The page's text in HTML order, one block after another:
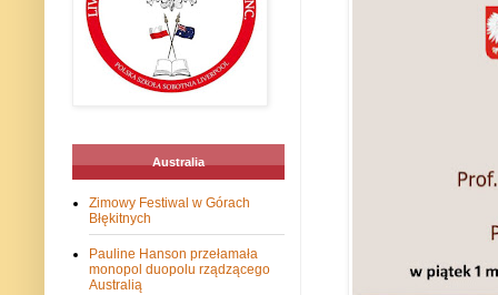
Australia
Zimowy Festiwal w Górach
Błękitnych
Pauline Hanson przełamała
monopol duopolu rządzącego
Australią